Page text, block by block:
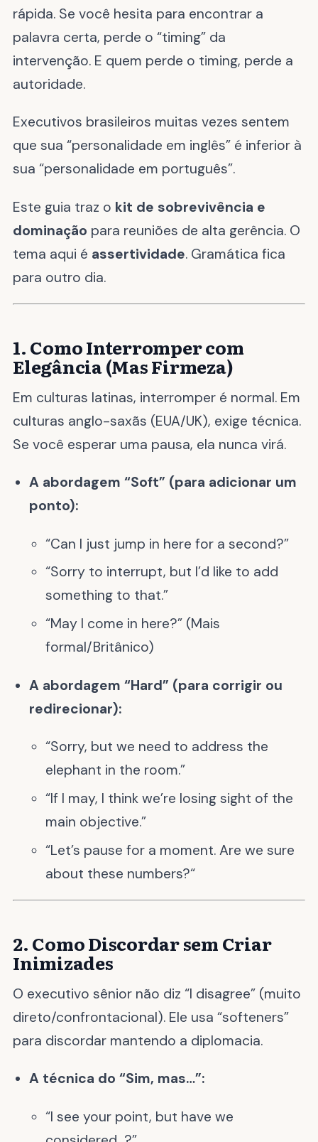
rápida. Se você hesita para encontrar a
palavra certa, perde o “timing” da
intervenção. E quem perde o timing, perde a
autoridade.
Executivos brasileiros muitas vezes sentem
que sua “personalidade em inglês” é inferior à
sua “personalidade em português”.
Este guia traz o kit de sobrevivência e
dominação para reuniões de alta gerência. O
tema aqui é assertividade. Gramática fica
para outro dia.
1. Como Interromper com
Elegância (Mas Firmeza)
Em culturas latinas, interromper é normal. Em
culturas anglo-saxãs (EUA/UK), exige técnica.
Se você esperar uma pausa, ela nunca virá.
A abordagem “Soft” (para adicionar um
ponto):
“Can I just jump in here for a second?”
“Sorry to interrupt, but I’d like to add
something to that.”
“May I come in here?” (Mais
formal/Britânico)
A abordagem “Hard” (para corrigir ou
redirecionar):
“Sorry, but we need to address the
elephant in the room.”
“If I may, I think we’re losing sight of the
main objective.”
“Let’s pause for a moment. Are we sure
about these numbers?“
2. Como Discordar sem Criar
Inimizades
O executivo sênior não diz “I disagree” (muito
direto/confrontacional). Ele usa “softeners”
para discordar mantendo a diplomacia.
A técnica do “Sim, mas…”:
“I see your point, but have we